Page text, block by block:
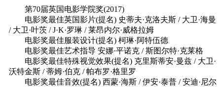
第70届英国电影学院奖(2017)
电影奖最佳英国影片(提名) 史蒂夫·克洛夫斯 / 大卫·海曼
/ 大卫·叶茨 / J·K·罗琳 / 莱昂内尔·威格拉姆
电影奖最佳服装设计(提名) 柯琳·阿特伍德
电影奖最佳艺术指导 安娜·平诺克 / 斯图尔特·克莱格
电影奖最佳特殊视觉效果(提名) 克里斯蒂安·曼兹 / 大卫·
沃特金斯 / 蒂姆·伯克 / 帕布罗·格里罗
电影奖最佳音效(提名) 西蒙·海斯 / 伊安·泰普 / 安迪·尼尔